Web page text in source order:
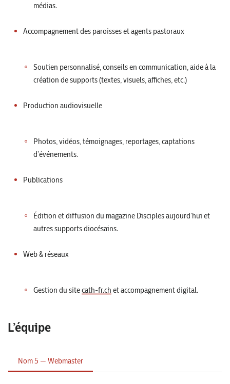
médias.
Accompagnement des paroisses et agents pastoraux
Soutien personnalisé, conseils en communication, aide à la
création de supports (textes, visuels, affiches, etc.)
Production audiovisuelle
Photos, vidéos, témoignages, reportages, captations
d’événements.
Publications
Édition et diffusion du magazine Disciples aujourd’hui et
autres supports diocésains.
Web & réseaux
Gestion du sitecath-fr.ch et accompagnement digital.
L’équipe
Nom 5 — Webmaster